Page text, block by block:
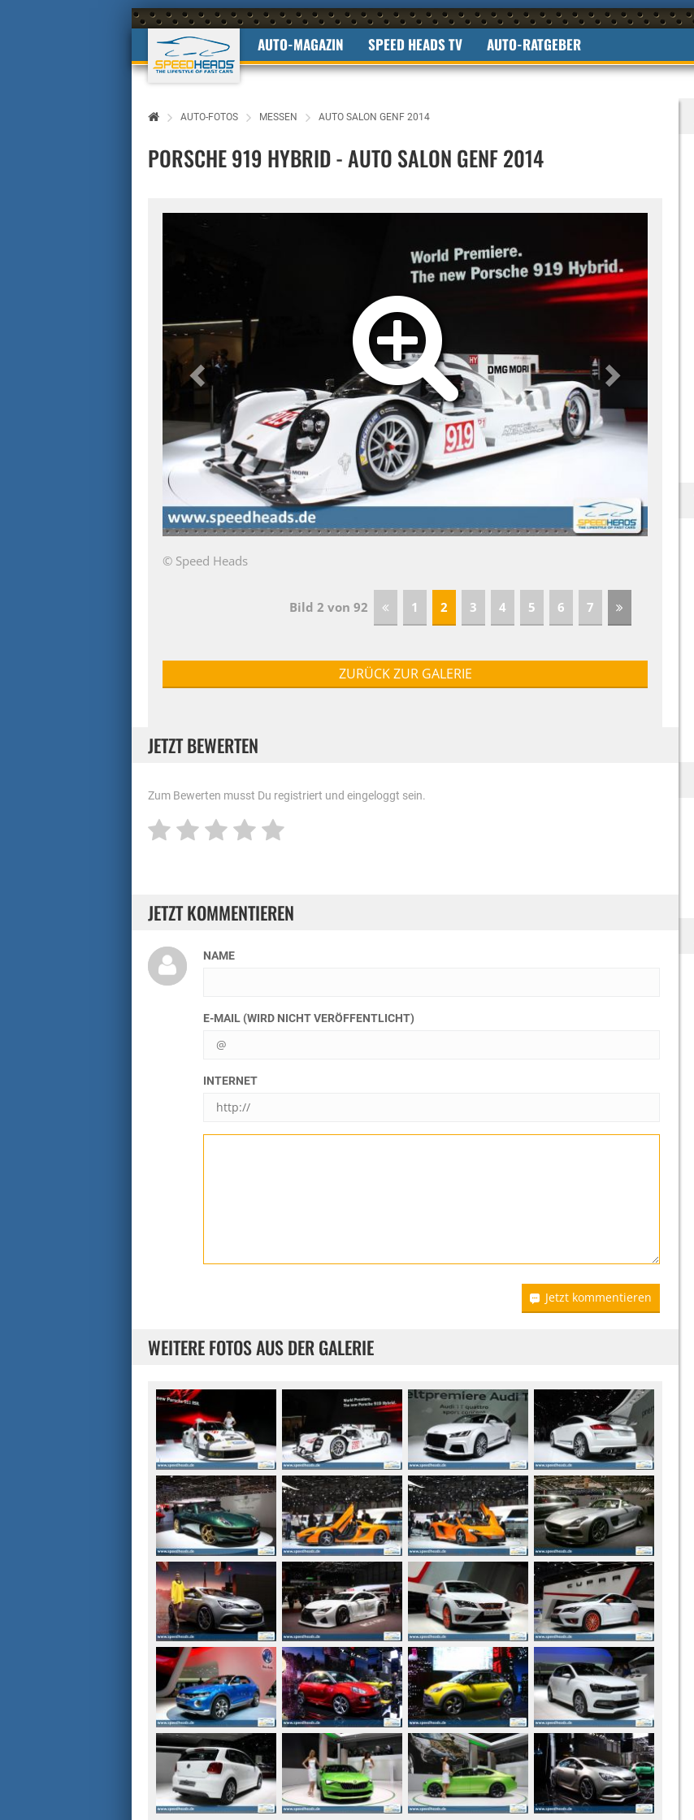
AUTO-MAGAZIN SPEED HEADS TV AUTO-RATGEBER
AUTO-FOTOS MESSEN AUTO SALON GENF 2014
PORSCHE 919 HYBRID - AUTO SALON GENF 2014
© Speed Heads
Bild 2 von 92 1 2 3 4 5 6 7
ZURÜCK ZUR GALERIE
JETZT BEWERTEN
Zum Bewerten musst Du registriert und eingeloggt sein.
JETZT KOMMENTIEREN
NAME
E-MAIL (WIRD NICHT VERÖFFENTLICHT)
INTERNET
Jetzt kommentieren
WEITERE FOTOS AUS DER GALERIE